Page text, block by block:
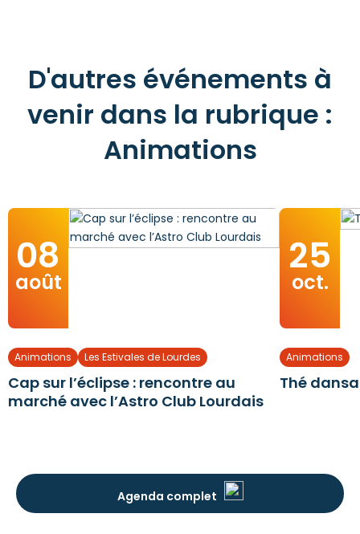
D'autres événements à
venir dans la rubrique :
Animations
08
août
Animations Les Estivales de Lourdes
Cap sur l’éclipse : rencontre au
marché avec l’Astro Club Lourdais
25
oct.
Animations
Thé
Agenda complet